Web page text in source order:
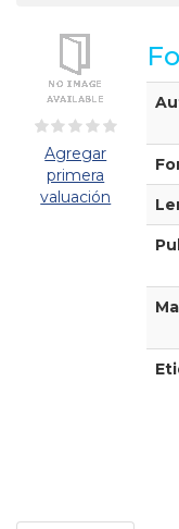
Agregar
primera
valuación